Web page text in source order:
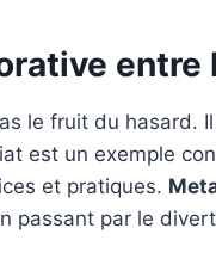
entre
le fruit du
est un exemple
et pratiques.
passant par le